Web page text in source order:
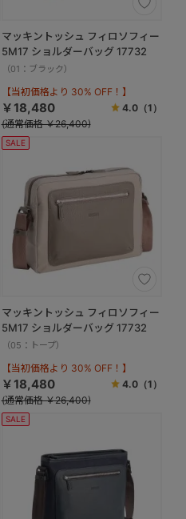
マッキントッシュ フィロソフィー
5M17 ショルダーバッグ 17732
（01：ブラック）
【当初価格より 30% OFF！】
￥18,480 4.0 （1）
(通常価格 ￥26,400)
SALE
マッキントッシュ フィロソフィー
5M17 ショルダーバッグ 17732
（05：トープ）
【当初価格より 30% OFF！】
￥18,480 4.0 （1）
(通常価格 ￥26,400)
SALE